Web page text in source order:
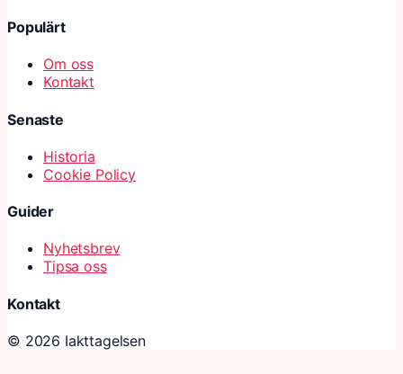
Populärt
Om oss
Kontakt
Senaste
Historia
Cookie Policy
Guider
Nyhetsbrev
Tipsa oss
Kontakt
© 2026 Iakttagelsen